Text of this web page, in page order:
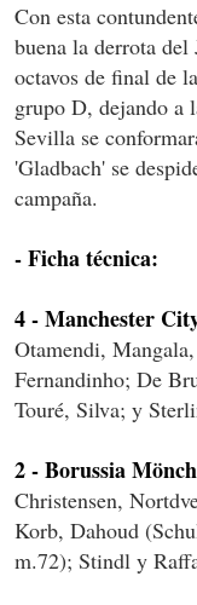
Con esta
buena la derrota
octavos de final de
grupo D, dejando a
Sevilla se
'Gladbach' se
campaña.
- Ficha técnica:
4 - Manchester
Otamendi,
Fernandinho; De
Touré, Silva; y
2 - Borussia
Christensen,
Korb, Dahoud
m.72); Stindl y